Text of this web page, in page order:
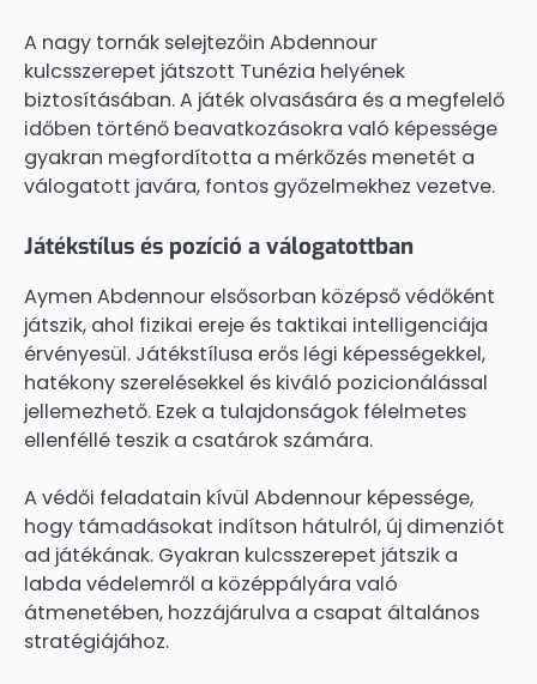
A nagy tornák selejtezőin Abdennour
kulcsszerepet játszott Tunézia helyének
biztosításában. A játék olvasására és a megfelelő
időben történő beavatkozásokra való képessége
gyakran megfordította a mérkőzés menetét a
válogatott javára, fontos győzelmekhez vezetve.
Játékstílus és pozíció a válogatottban
Aymen Abdennour elsősorban középső védőként
játszik, ahol fizikai ereje és taktikai intelligenciája
érvényesül. Játékstílusa erős légi képességekkel,
hatékony szerelésekkel és kiváló pozicionálással
jellemezhető. Ezek a tulajdonságok félelmetes
ellenféllé teszik a csatárok számára.
A védői feladatain kívül Abdennour képessége,
hogy támadásokat indítson hátulról, új dimenziót
ad játékának. Gyakran kulcsszerepet játszik a
labda védelemről a középpályára való
átmenetében, hozzájárulva a csapat általános
stratégiájához.